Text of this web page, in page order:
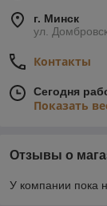
г. Минск
ул.
Контакты
Сегодня
Показать
Отзывы о
У компании пока